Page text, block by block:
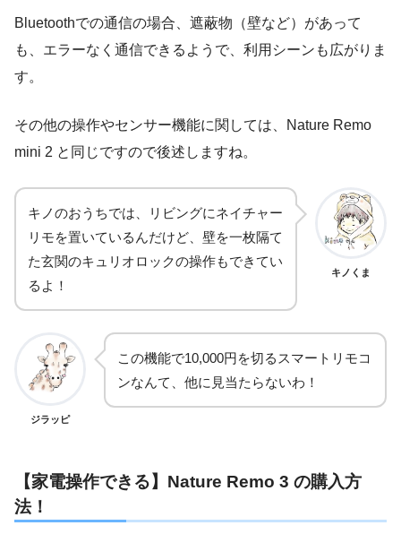
Bluetoothでの通信の場合、遮蔽物（壁など）があって
も、エラーなく通信できるようで、利用シーンも広がりま
す。
その他の操作やセンサー機能に関しては、Nature Remo
mini 2 と同じですので後述しますね。
キノのおうちでは、リビングにネイチャー
リモを置いているんだけど、壁を一枚隔て
た玄関のキュリオロックの操作もできてい
るよ！
キノくま
ジラッピ
この機能で10,000円を切るスマートリモコ
ンなんて、他に見当たらないわ！
【家電操作できる】Nature Remo 3 の購入方
法！